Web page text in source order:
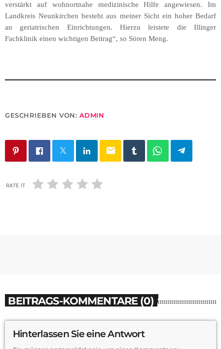
verstärkt auf wohnortnahe medizinische Hilfe angewiesen. Im
Landkreis Neunkirchen besteht aus meiner Sicht ein hoher Bedarf
an geriatrischen Einrichtungen. Hierzu leistete die Illinger
Fachklinik einen wichtigen Beitrag“, so Sören Meng.
GESCHRIEBEN VON: ADMIN
email
RATE IT
BEITRAGS-KOMMENTARE (0)
Hinterlassen Sie eine Antwort